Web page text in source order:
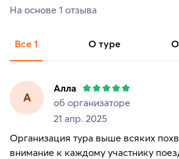
На основе 1 отзыва
Все 1 о туре
А
Алла
об организаторе
21 апр. 2025
Организация тура выше всяких
внимание к каждому участнику